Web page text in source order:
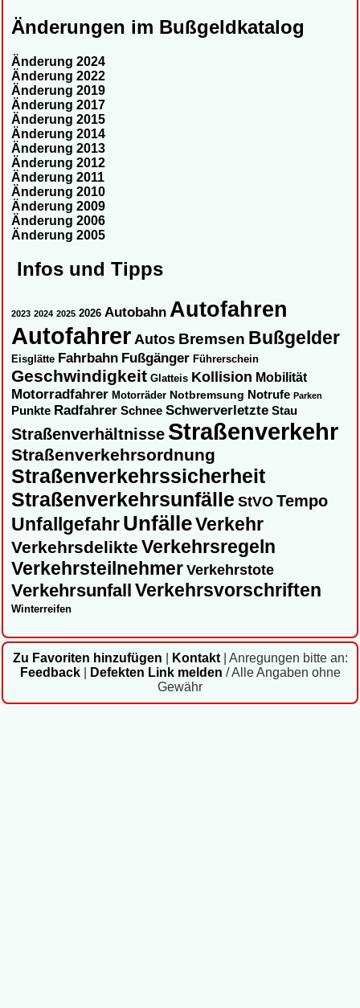
Änderungen im Bußgeldkatalog
Änderung 2024
Änderung 2022
Änderung 2019
Änderung 2017
Änderung 2015
Änderung 2014
Änderung 2013
Änderung 2012
Änderung 2011
Änderung 2010
Änderung 2009
Änderung 2006
Änderung 2005
Infos und Tipps
2023 2024 2025 2026 Autobahn Autofahren
AutofahrerAutos Bremsen Bußgelder
Eisglätte Fahrbahn Fußgänger Führerschein
Geschwindigkeit Glatteis Kollision Mobilität
Motorradfahrer Motorräder Notbremsung Notrufe Parken
Punkte Radfahrer Schnee Schwerverletzte Stau
Straßenverhältnisse Straßenverkehr
Straßenverkehrsordnung
Straßenverkehrssicherheit
Straßenverkehrsunfälle StVOTempo
UnfallgefahrUnfälleVerkehr
Verkehrsdelikte Verkehrsregeln
Verkehrsteilnehmer Verkehrstote
Verkehrsunfall Verkehrsvorschriften
Winterreifen
Zu Favoriten hinzufügen Kontakt| Anregungen bitte an:
Feedback| Defekten Link melden / Alle Angaben ohne
Gewähr